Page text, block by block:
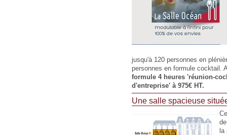
jusqu'à 120 personnes en
personnes en formule cocktail.
formule 4 heures 'réunion-
d'entreprise' à 975€ HT.
Une salle spacieuse
la